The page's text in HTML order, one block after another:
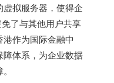
拟服务器，使得企
了与其他用户共享
作为国际金融中
体系，为企业数据